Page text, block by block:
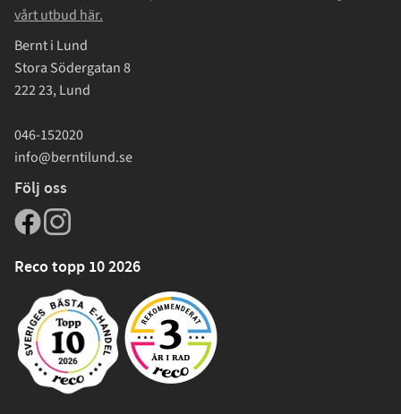
vårt utbud här.
Bernt i Lund
Stora Södergatan 8
222 23, Lund
046-152020
info@berntilund.se
Följ oss
Reco topp 10 2026